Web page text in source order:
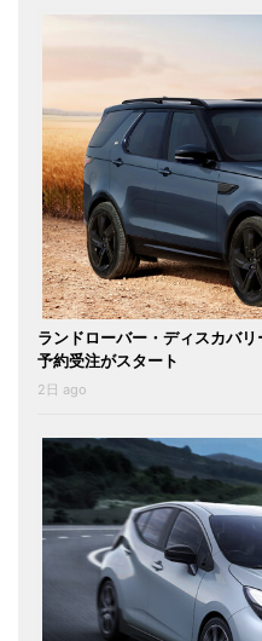
ランドローバー・ディスカバ
予約受注がスタート
2日 ago